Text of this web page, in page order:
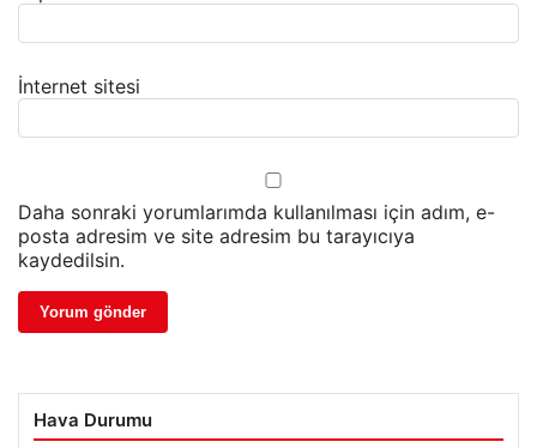
İnternet sitesi
Daha sonraki yorumlarımda kullanılması için adım, e-
posta adresim ve site adresim bu tarayıcıya
kaydedilsin.
Hava Durumu